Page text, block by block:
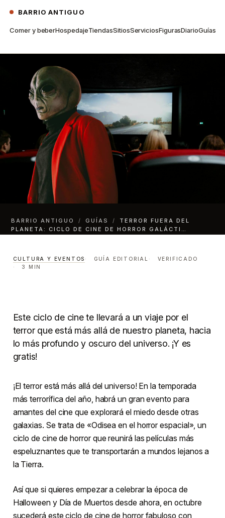
BARRIO ANTIGUO
Comer y beberHospedajeTiendasSitiosServiciosFigurasDiarioGuías
BARRIO ANTIGUO / GUÍAS /
TERROR FUERA DEL
PLANETA: CICLO DE CINE DE HORROR GALÁCTI…
Terror fuera del planeta
ciclo de cine de horror
galáctico gratis para esta
CULTURA Y EVENTOS LECTURA · 3 MIN
CENTRO · MONTERREY
CULTURA Y EVENTOS GUÍA EDITORIAL
VERIFICADO
3 MIN
Este ciclo de cine te llevará a un viaje por el
terror que está más allá de nuestro planeta, hacia
lo más profundo y oscuro del universo. ¡Y es
gratis!
¡El terror está más allá del universo! En la temporada
más terrorífica del año, habrá un gran evento para
amantes del cine que explorará el miedo desde otras
galaxias. Se trata de «Odisea en el horror espacial», un
ciclo de cine de horror que reunirá las películas más
espeluznantes que te transportarán a mundos lejanos a
la Tierra.
Así que si quieres empezar a celebrar la época de
Halloween y Día de Muertos desde ahora, en octubre
sucederá este ciclo de cine de horror fabuloso con